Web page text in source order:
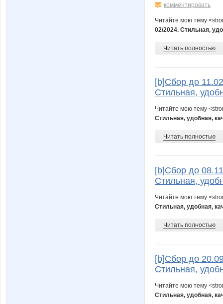
комментировать
Читайте мою тему
02/2024. Стильная,
Читать полностью
[b]Cбор до
Стильная,
Читайте мою тему
Стильная, удобная,
Читать полностью
[b]Cбор до
Стильная,
Читайте мою тему
Стильная, удобная,
Читать полностью
[b]Cбор до
Стильная,
Читайте мою тему
Стильная, удобная,